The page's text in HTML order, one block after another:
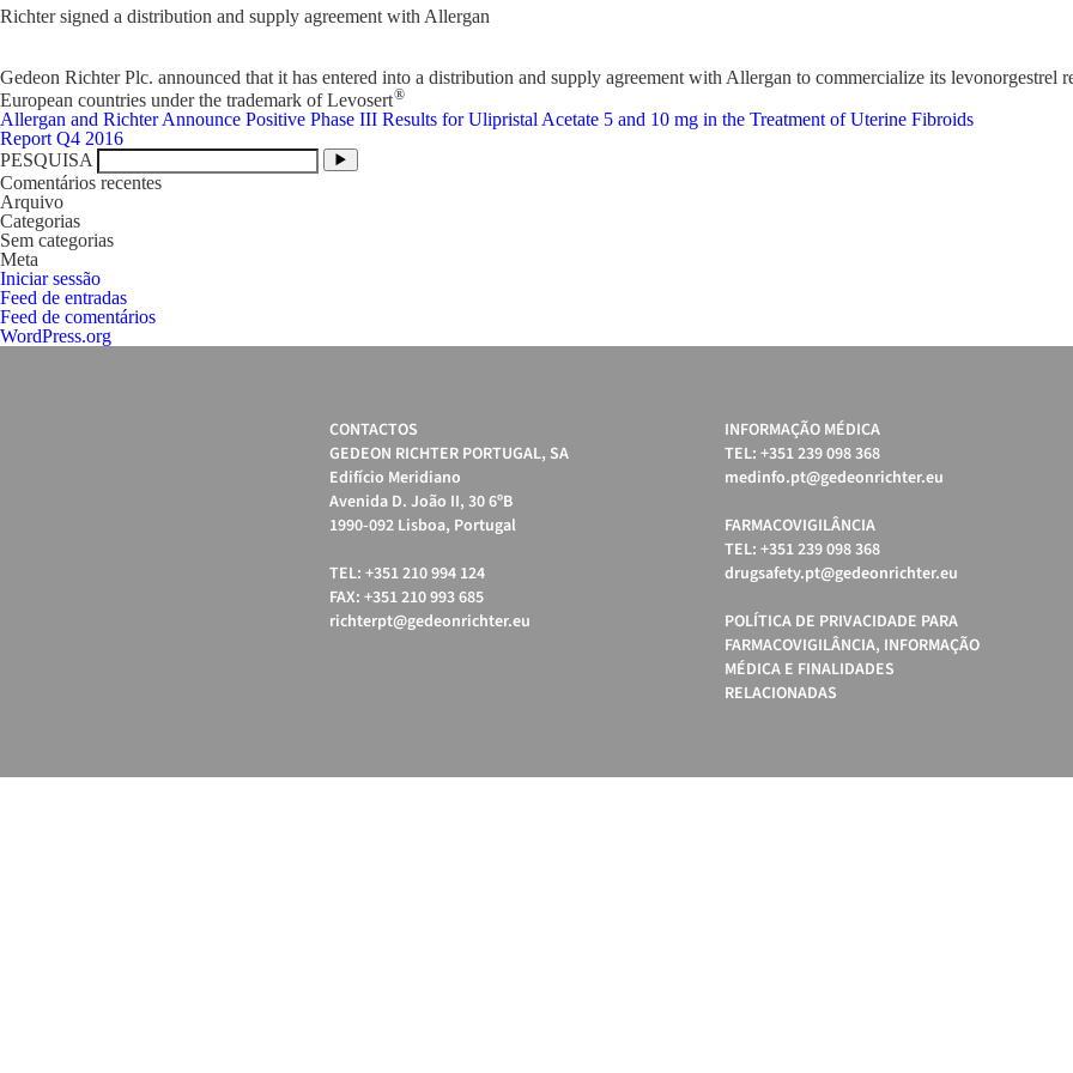
Richter signed a distribution and supply agreement with Allergan
Gedeon Richter Plc. announced that it has entered into a distribution and supply agreement with Allergan to commercialize its levonorgestrel
European countries under the trademark of Levosert®
Navegação
de
artigos
Allergan and Richter Announce Positive Phase III Results for Ulipristal Acetate 5 and 10 mg in the Treatment of Uterine Fibroids
Report Q4 2016
PESQUISA
Comentários recentes
Arquivo
Categorias
Sem categorias
Meta
Iniciar sessão
Feed de entradas
Feed de comentários
WordPress.org
CONTACTOS
GEDEON RICHTER PORTUGAL, SA
Edifício Meridiano
Avenida D. João II, 30 6ºB
1990-092 Lisboa, Portugal
TEL: +351 210 994 124
FAX: +351 210 993 685
richterpt@gedeonrichter.eu
INFORMAÇÃO MÉDICA
TEL: +351 239 098 368
medinfo.pt@gedeonrichter.eu
FARMACOVIGILÂNCIA
TEL: +351 239 098 368
drugsafety.pt@gedeonrichter.eu
POLÍTICA DE PRIVACIDADE PARA
FARMACOVIGILÂNCIA, INFORMAÇÃO
MÉDICA E FINALIDADES
RELACIONADAS